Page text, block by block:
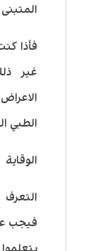
فأذا
غير
الطبي
الوقاية
فيجب